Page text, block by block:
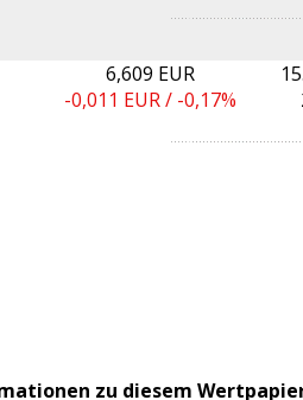
6,609 EUR
-0,011 EUR / -0,17%
zu diesem